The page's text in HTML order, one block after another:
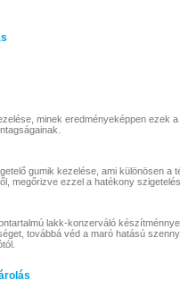
minek eredményeképpen ezek
gumik kezelése, ami különösen a
megőrizve ezzel a hatékony
lakk-konzerváló
továbbá véd a maró hatású